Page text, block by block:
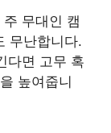
무대인 캠
무난합니다.
다면 고무 혹
높여줍니